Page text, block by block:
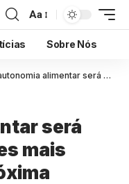
Aa
Sobre Nós
alimentar será uma das habilidades mais importantes da próxima década?
será
mais